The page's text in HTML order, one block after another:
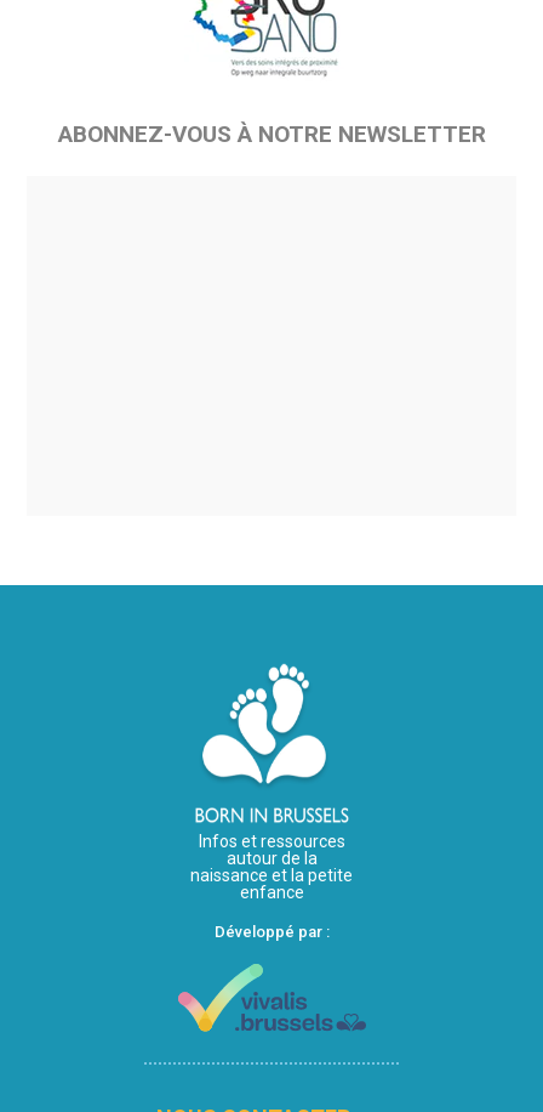
ABONNEZ-VOUS À NOTRE NEWSLETTER
Infos et ressources
autour de la
naissance et la petite
enfance
Développé par :